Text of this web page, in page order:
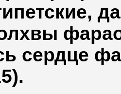
сердце